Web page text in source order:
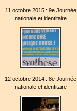
11 octobre 2015 : 9e Journée
nationale et identitaire
12 octobre 2014 : 8e Journée
nationale et identitaire